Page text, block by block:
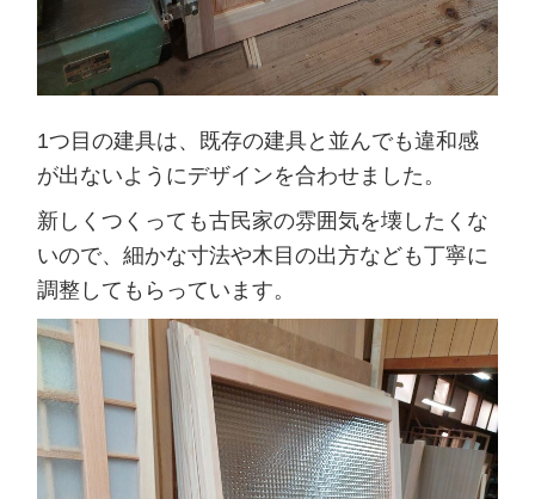
1つ目の建具は、既存の建具と並んでも違和感
が出ないようにデザインを合わせました。
新しくつくっても古民家の雰囲気を壊したくな
いので、細かな寸法や木目の出方なども丁寧に
調整してもらっています。